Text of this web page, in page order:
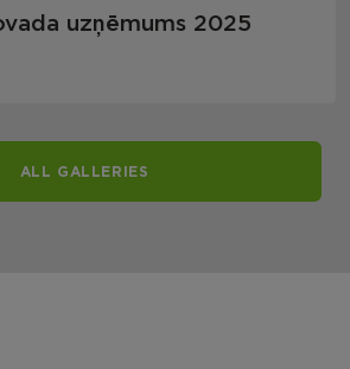
uzņēmums 2025
ALL GALLERIES